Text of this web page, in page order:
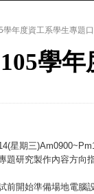
未來！ 中國科大新
錄音室獲「杜比全
學年度資工系學生專題
105學
星期三
題研究製作內容方向
前開始準備場地電